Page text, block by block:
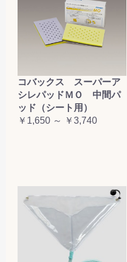
コバックス スーパーア
シレパッドＭＯ 中間パ
ッド（シート用）
￥1,650 ～ ￥3,740